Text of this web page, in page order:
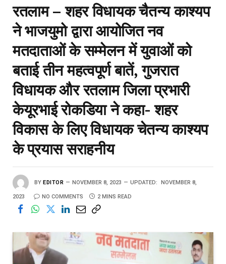
रतलाम – शहर विधायक चैतन्य काश्यप
ने भाजयुमो द्वारा आयोजित नव
मतदाताओं के सम्मेलन में युवाओं को
बताई तीन महत्वपूर्ण बातें, गुजरात
विधायक और रतलाम जिला प्रभारी
केयूरभाई रोकडिया ने कहा- शहर
विकास के लिए विधायक चेतन्य काश्यप
के प्रयास सराहनीय
BY EDITOR NOVEMBER 8, 2023 UPDATED: NOVEMBER 8,
2023 NO COMMENTS 2 MINS READ